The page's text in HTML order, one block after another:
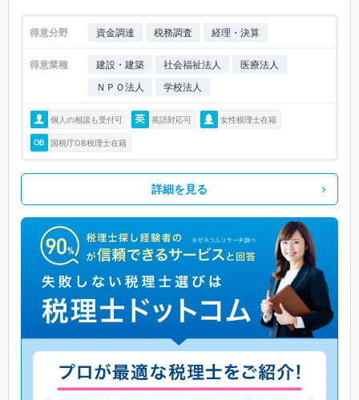
得意分野 資金調達 税務調査 経理・決算
得意業種 建設・建築 社会福祉法人
医療法人
ＮＰＯ法人
学校法人
個人の相談も受付可 英語対応可 女性税理士在籍
国税庁OB税理士在籍
詳細を見る